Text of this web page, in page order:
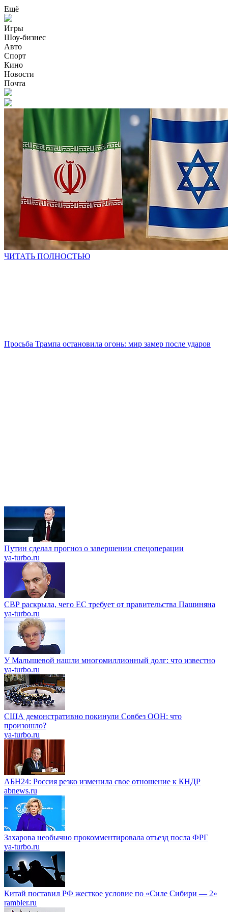
Ещё
Игры
Шоу-бизнес
Авто
Спорт
Кино
Новости
Почта
ЧИТАТЬ ПОЛНОСТЬЮ
Просьба Трампа остановила огонь: мир замер после ударов
Путин сделал прогноз о завершении спецоперации
ya-turbo.ru
СВР раскрыла, чего ЕС требует от правительства Пашиняна
ya-turbo.ru
У Малышевой нашли многомиллионный долг: что известно
ya-turbo.ru
США демонстративно покинули Совбез ООН: что
произошло?
ya-turbo.ru
АБН24: Россия резко изменила свое отношение к КНДР
abnews.ru
Захарова необычно прокомментировала отъезд посла ФРГ
ya-turbo.ru
Китай поставил РФ жесткое условие по «Силе Сибири — 2»
rambler.ru